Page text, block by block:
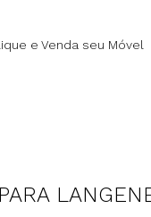
e Venda seu Móvel